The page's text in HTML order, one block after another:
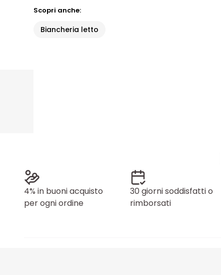
Scopri anche:
Biancheria letto
4% in buoni acquisto
per ogni ordine
30 giorni soddisfatti o
rimborsati